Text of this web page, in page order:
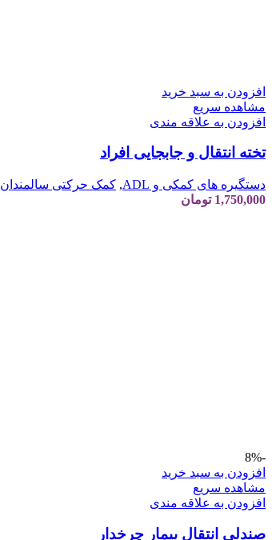
افزودن به سبد خرید
مشاهده سریع
افزودن به علاقه مندی
تخته انتقال و جابجایی افراد
دستگیره های کمکی و ADL , کمک حرکتی سالمندان
1,750,000 تومان
-8%
افزودن به سبد خرید
مشاهده سریع
افزودن به علاقه مندی
صندلی انتقال بیمار چرخدار